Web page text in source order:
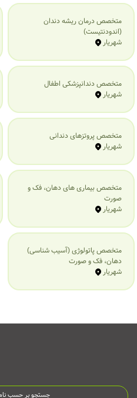
متخصص درمان ریشه دندان
(اندودنتیست)
شهریار
متخصص دندانپزشکی اطفال
شهریار
متخصص پروتزهای دندانی
شهریار
متخصص بیماری‌ های دهان، فک و
صورت
شهریار
متخصص پاتولوژی (آسیب شناسی)
دهان، فک و صورت
شهریار
جستجو بر حسب